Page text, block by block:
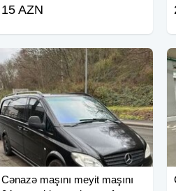
cenaze xidmeti cənaze dasıma,
qara masın, merasım
15 AZN
Cənazə maşını meyit maşını